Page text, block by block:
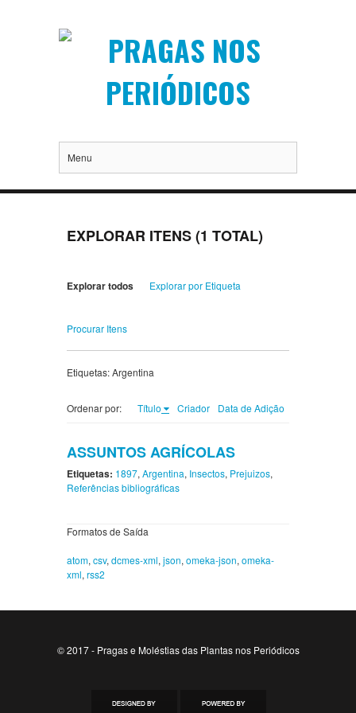
Menu
EXPLORAR ITENS (1 TOTAL)
Explorar todos Explorar por Etiqueta
Procurar Itens
Etiquetas: Argentina
Ordenar por: Título Criador Data de Adição
ASSUNTOS AGRÍCOLAS
Etiquetas: 1897, Argentina, Insectos, Prejuizos,
Referências bibliográficas
Formatos de Saída
atom, csv, dcmes-xml, json, omeka-json, omeka-
xml, rss2
© 2017 - Pragas e Moléstias das Plantas nos Periódicos